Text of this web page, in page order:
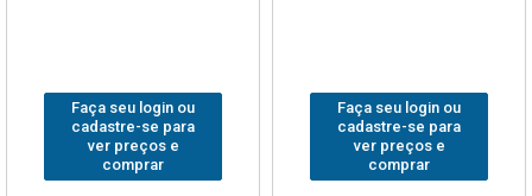
Faça seu login ou
cadastre-se para
ver preços e
comprar
Faça seu login ou
cadastre-se para
ver preços e
comprar